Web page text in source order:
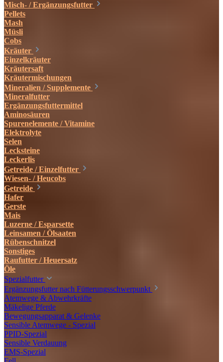
Misch- / Ergänzungsfutter
Pellets
Mash
Müsli
Cobs
Kräuter
Einzelkräuter
Kräutersaft
Kräutermischungen
Mineralien / Supplemente
Mineralfutter
Ergänzungsfuttermittel
Aminosäuren
Spurenelemente / Vitamine
Elektrolyte
Selen
Lecksteine
Leckerlis
Getreide / Einzelfutter
Wiesen- / Heucobs
Getreide
Hafer
Gerste
Mais
Luzerne / Esparsette
Leinsamen / Ölsaaten
Rübenschnitzel
Sonstiges
Raufutter / Heuersatz
Öle
Spezialfutter
Ergänzungsfutter nach Fütterungsschwerpunkt
Atemwege & Abwehrkräfte
Mäkelige Pferde
Bewegungsapparat & Gelenke
Sensible Atemwege - Spezial
PPID-Spezial
Sensible Verdauung
EMS-Spezial